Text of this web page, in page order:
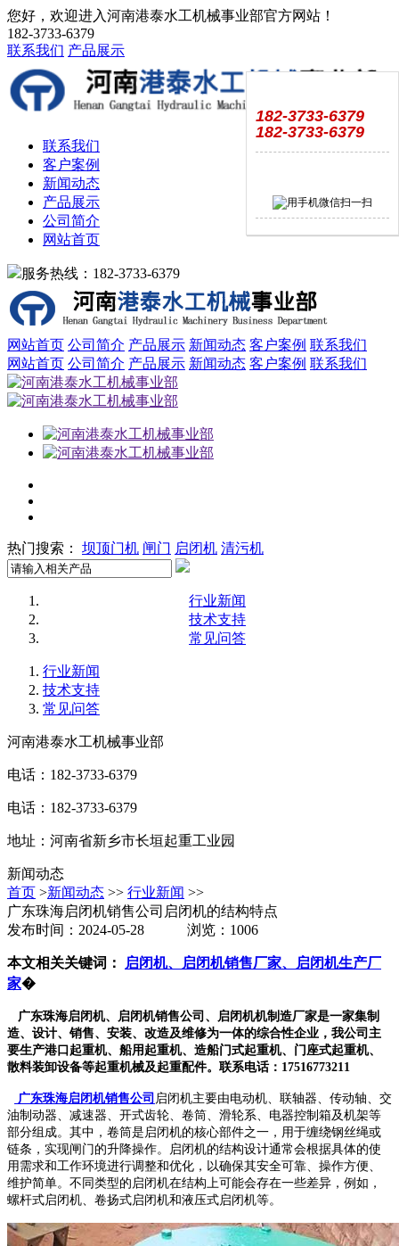
您好，欢迎进入河南港泰水工机械事业部官方网站！
182-3733-6379
联系我们 产品展示
联系我们
客户案例
新闻动态
产品展示
公司简介
网站首页
服务热线：182-3733-6379
网站首页 公司简介 产品展示 新闻动态 客户案例 联系我们
网站首页 公司简介 产品展示 新闻动态 客户案例 联系我们
热门搜索： 坝顶门机 闸门 启闭机 清污机
行业新闻
技术支持
常见问答
行业新闻
技术支持
常见问答
河南港泰水工机械事业部
电话：182-3733-6379
电话：182-3733-6379
地址：河南省新乡市长垣起重工业园
新闻动态
首页 >新闻动态 >> 行业新闻 >>
广东珠海启闭机销售公司启闭机的结构特点
发布时间：2024-05-28 浏览：1006
本文相关关键词：
启闭机、启闭机销售厂家、启闭机生产厂
家�
广东珠海启闭机、启闭机销售公司、启闭机机制造厂家是一家集制
造、设计、销售、安装、改造及维修为一体的综合性企业，我公司主
要生产港口起重机、船用起重机、造船门式起重机、门座式起重机、
散料装卸设备等起重机械及起重配件。联系电话：17516773211
广东珠海启闭机销售公司 启闭机主要由电动机、联轴器、传动轴、交
油制动器、减速器、开式齿轮、卷筒、滑轮系、电器控制箱及机架等
部分组成。其中，卷筒是启闭机的核心部件之一，用于缠绕钢丝绳或
链条，实现闸门的升降操作。启闭机的结构设计通常会根据具体的使
用需求和工作环境进行调整和优化，以确保其安全可靠、操作方便、
维护简单。不同类型的启闭机在结构上可能会存在一些差异，例如，
螺杆式启闭机、卷扬式启闭机和液压式启闭机等。
182-3733-6379
182-3733-6379